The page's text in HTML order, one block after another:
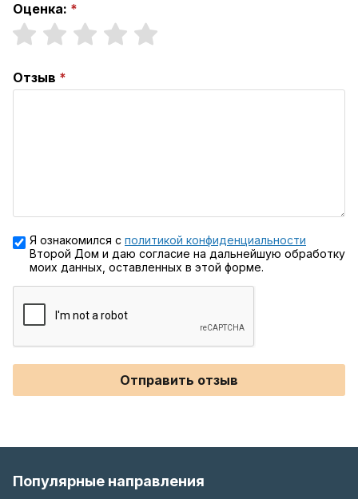
Оценка:
Отзыв
Я ознакомился с политикой конфиденциальности
Второй Дом и даю согласие на дальнейшую обработку
моих данных, оставленных в этой форме.
Отправить отзыв
Популярные направления